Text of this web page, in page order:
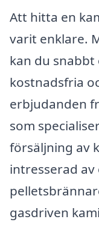
Att hitta en
varit enklare.
kan du
kostnadsfria
erbjudanden
som
försäljning av
intresserad av
gasdriven